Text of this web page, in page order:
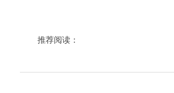
推荐阅读：